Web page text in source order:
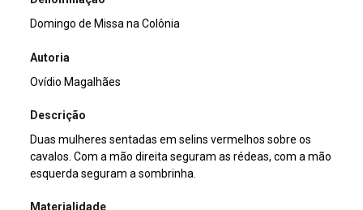
Domingo de Missa na Colônia
Autoria
Ovídio Magalhães
Descrição
Duas mulheres sentadas em selins vermelhos sobre os
cavalos. Com a mão direita seguram as rédeas, com a mão
esquerda seguram a sombrinha.
Materialidade